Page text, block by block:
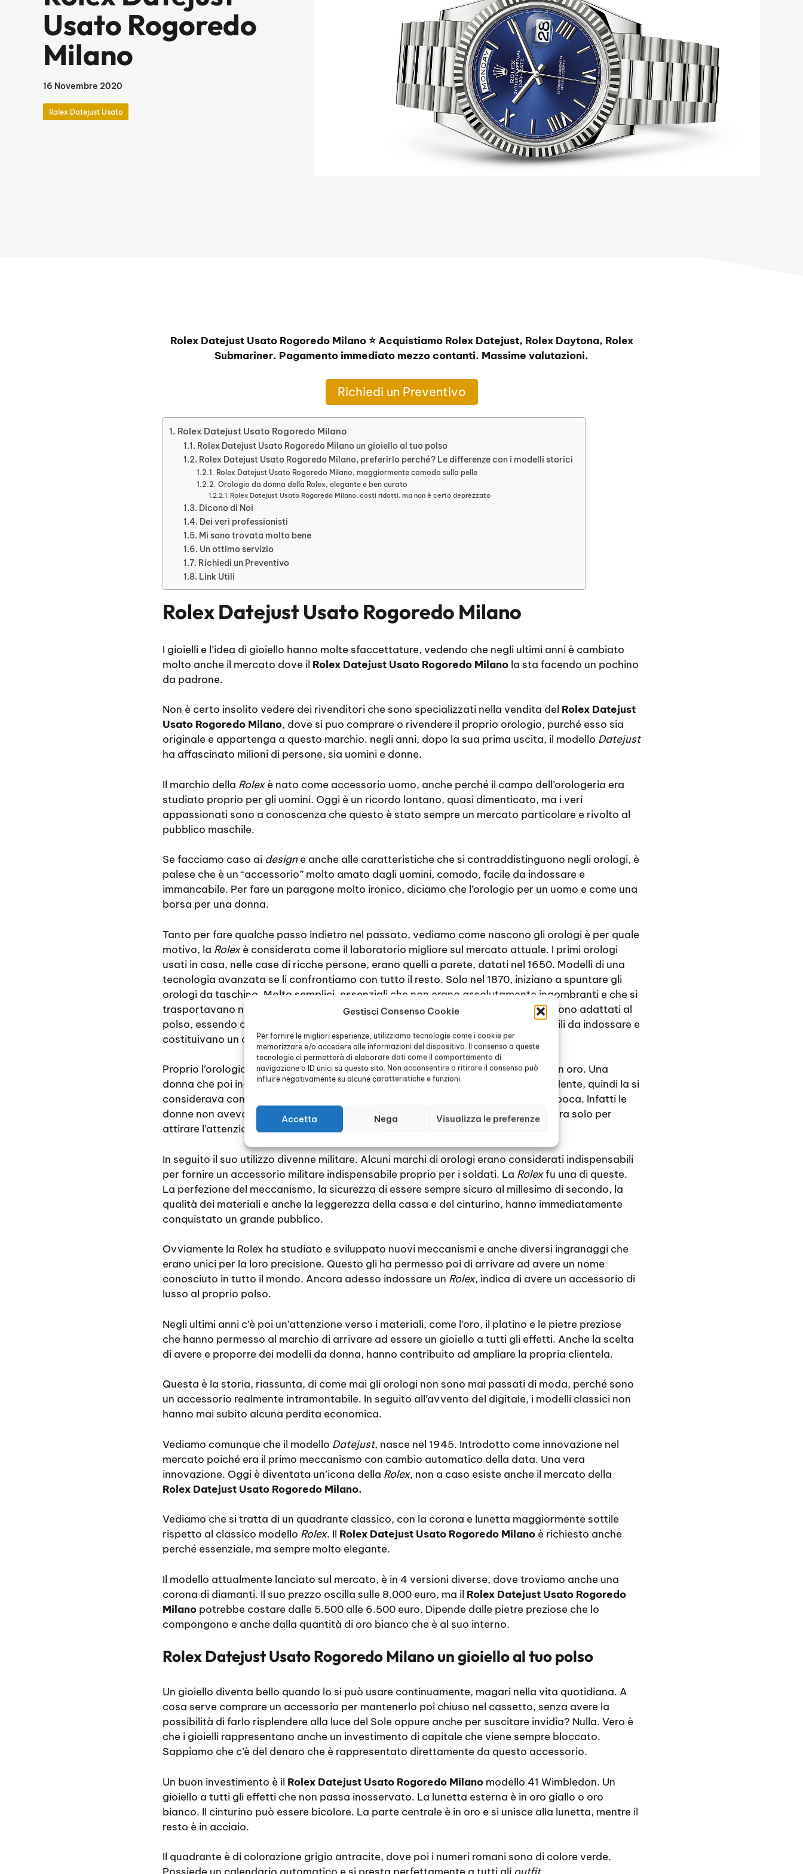
Gestisci Consenso Cookie
Per fornire le migliori esperienze, utilizziamo tecnologie come i cookie per
memorizzare e/o accedere alle informazioni del dispositivo. Il consenso a queste
tecnologie ci permetterà di elaborare dati come il comportamento di
navigazione o ID unici su questo sito. Non acconsentire o ritirare il consenso può
influire negativamente su alcune caratteristiche e funzioni.
Accetta Nega Visualizza le preferenze
Usato Rogoredo
Milano
16 Novembre 2020
Rolex Datejust Usato
Rolex Datejust Usato Rogoredo Milano ⭐ Acquistiamo Rolex Datejust, Rolex Daytona, Rolex
Submariner. Pagamento immediato mezzo contanti. Massime valutazioni.
Richiedi un Preventivo
Rolex Datejust Usato Rogoredo Milano
Rolex Datejust Usato Rogoredo Milano un gioiello al tuo polso
Rolex Datejust Usato Rogoredo Milano, preferirlo perché? Le differenze con i modelli storici
Rolex Datejust Usato Rogoredo Milano, maggiormente comodo sulla pelle
Orologio da donna della Rolex, elegante e ben curato
Rolex Datejust Usato Rogoredo Milano, costi ridotti, ma non è certo deprezzato
Dicono di Noi
Dei veri professionisti
Mi sono trovata molto bene
Un ottimo servizio
Richiedi un Preventivo
Link Utili
Rolex Datejust Usato Rogoredo Milano
I gioielli e l’idea di gioiello hanno molte sfaccettature, vedendo che negli ultimi anni è cambiato
molto anche il mercato dove il Rolex Datejust Usato Rogoredo Milano la sta facendo un pochino
da padrone.
Non è certo insolito vedere dei rivenditori che sono specializzati nella vendita del Rolex Datejust
Usato Rogoredo Milano, dove si puo comprare o rivendere il proprio orologio, purché esso sia
originale e appartenga a questo marchio. negli anni, dopo la sua prima uscita, il modello Datejust
ha affascinato milioni di persone, sia uomini e donne.
Il marchio della Rolexè nato come accessorio uomo, anche perché il campo dell’orologeria era
studiato proprio per gli uomini. Oggi è un ricordo lontano, quasi dimenticato, ma i veri
appassionati sono a conoscenza che questo è stato sempre un mercato particolare e rivolto al
pubblico maschile.
Se facciamo caso ai design e anche alle caratteristiche che si contraddistinguono negli orologi, è
palese che è un “accessorio” molto amato dagli uomini, comodo, facile da indossare e
immancabile. Per fare un paragone molto ironico, diciamo che l’orologio per un uomo e come una
borsa per una donna.
Tanto per fare qualche passo indietro nel passato, vediamo come nascono gli orologi è per quale
motivo, la Rolexè considerata come il laboratorio migliore sul mercato attuale. I primi orologi
usati in casa, nelle case di ricche persone, erano quelli a parete, datati nel 1650. Modelli di una
tecnologia avanzata se li confrontiamo con tutto il resto. Solo nel 1870, iniziano a spuntare gli
orologi da taschino. Molto semplici, essenziali che non erano assolutamente ingombranti e che si
trasportavano nascondendoli nella tasca del panciotto. Solo intorno al 1900 si sono adattati al
polso, essendo con un quadrante piccolo e con carica manuale. Erano molto facili da indossare e
costituivano un accessorio del tutto maschile.
Proprio l’orologio era considerato un gioiello da uomo, alcune avevano la cassa in oro. Una
donna che poi indossava questo accessorio, voleva dire che era troppo indipendente, quindi la si
considerava come un gesto inconveniente, esibizionista, che per la morale dell’epoca. Infatti le
donne non avevano bisogno di sapere l’ora perché esse non lavoravano, quindi era solo per
attirare l’attenzione.
In seguito il suo utilizzo divenne militare. Alcuni marchi di orologi erano considerati indispensabili
per fornire un accessorio militare indispensabile proprio per i soldati. La Rolexfu una di queste.
La perfezione del meccanismo, la sicurezza di essere sempre sicuro al millesimo di secondo, la
qualità dei materiali e anche la leggerezza della cassa e del cinturino, hanno immediatamente
conquistato un grande pubblico.
Ovviamente la Rolex ha studiato e sviluppato nuovi meccanismi e anche diversi ingranaggi che
erano unici per la loro precisione. Questo gli ha permesso poi di arrivare ad avere un nome
conosciuto in tutto il mondo. Ancora adesso indossare un Rolex, indica di avere un accessorio di
lusso al proprio polso.
Negli ultimi anni c’è poi un’attenzione verso i materiali, come l’oro, il platino e le pietre preziose
che hanno permesso al marchio di arrivare ad essere un gioiello a tutti gli effetti. Anche la scelta
di avere e proporre dei modelli da donna, hanno contribuito ad ampliare la propria clientela.
Questa è la storia, riassunta, di come mai gli orologi non sono mai passati di moda, perché sono
un accessorio realmente intramontabile. In seguito all’avvento del digitale, i modelli classici non
hanno mai subito alcuna perdita economica.
Vediamo comunque che il modello Datejust, nasce nel 1945. Introdotto come innovazione nel
mercato poiché era il primo meccanismo con cambio automatico della data. Una vera
innovazione. Oggi è diventata un’icona della Rolex, non a caso esiste anche il mercato della
Rolex Datejust Usato Rogoredo Milano.
Vediamo che si tratta di un quadrante classico, con la corona e lunetta maggiormente sottile
rispetto al classico modello Rolex. Il Rolex Datejust Usato Rogoredo Milano è richiesto anche
perché essenziale, ma sempre molto elegante.
Il modello attualmente lanciato sul mercato, è in 4 versioni diverse, dove troviamo anche una
corona di diamanti. Il suo prezzo oscilla sulle 8.000 euro, ma il Rolex Datejust Usato Rogoredo
Milano potrebbe costare dalle 5.500 alle 6.500 euro. Dipende dalle pietre preziose che lo
compongono e anche dalla quantità di oro bianco che è al suo interno.
Rolex Datejust Usato Rogoredo Milano un gioiello al tuo polso
Un gioiello diventa bello quando lo si può usare continuamente, magari nella vita quotidiana. A
cosa serve comprare un accessorio per mantenerlo poi chiuso nel cassetto, senza avere la
possibilità di farlo risplendere alla luce del Sole oppure anche per suscitare invidia? Nulla. Vero è
che i gioielli rappresentano anche un investimento di capitale che viene sempre bloccato.
Sappiamo che c’è del denaro che è rappresentato direttamente da questo accessorio.
Un buon investimento è il Rolex Datejust Usato Rogoredo Milano modello 41 Wimbledon. Un
gioiello a tutti gli effetti che non passa inosservato. La lunetta esterna è in oro giallo o oro
bianco. Il cinturino può essere bicolore. La parte centrale è in oro e si unisce alla lunetta, mentre il
resto è in acciaio.
Il quadrante è di colorazione grigio antracite, dove poi i numeri romani sono di colore verde.